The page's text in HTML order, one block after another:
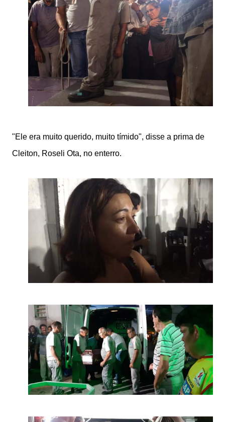
"Ele era muito querido, muito tímido", disse a prima de
Cleiton, Roseli Ota, no enterro.